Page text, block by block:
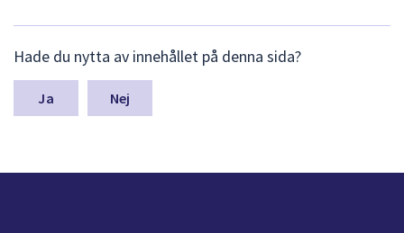
ä
m
a
n
Hade du nytta av innehållet på denna sida?
Nej